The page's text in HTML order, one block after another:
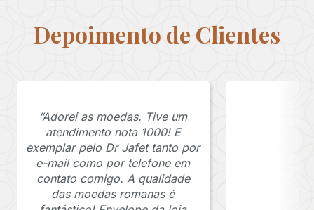
Depoimento de Clientes
“Adorei as moedas. Tive um
atendimento nota 1000! E
exemplar pelo Dr Jafet tanto por
e-mail como por telefone em
contato comigo. A qualidade
das moedas romanas é